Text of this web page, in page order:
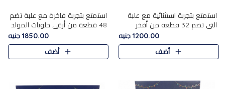
استمتع بتجربة استثنائية مع علبة
التي تضم 32 قطعة من أفخر
حلويات المولد الشرقية، في تشكيلة
تجمع بين الأصالة والاختيارات
الفاخرة. تحتوي العلبة..
1200.00 جنيه
أضف
استمتع بتجربة فاخرة مع علبة تضم
48 قطعة من أرقى حلويات المولد
الشرقية، في تشكيلة تجمع بين
الأصناف التقليدية الفاخرة والاختيارات
1850.00 جنيه
أضف